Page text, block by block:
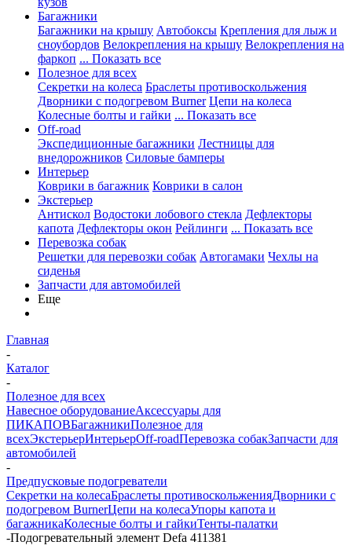
Багажники
Багажники на крышу Автобоксы Крепления для лыж и
сноубордов Велокрепления на крышу Велокрепления на
фаркоп ... Показать все
Полезное для всех
Секретки на колеса Браслеты противоскольжения
Дворники с подогревом Burner Цепи на колеса
Колесные болты и гайки ... Показать все
Off-road
Экспедиционные багажники Лестницы для
внедорожников Силовые бамперы
Интерьер
Коврики в багажник Коврики в салон
Экстерьер
Антискол Водостоки лобового стекла Дефлекторы
капота Дефлекторы окон Рейлинги ... Показать все
Перевозка собак
Решетки для перевозки собак Автогамаки Чехлы на
сиденья
Запчасти для автомобилей
Еще
Главная
-
Каталог
-
Полезное для всех
Навесное оборудованиеАксессуары для
ПИКАПОВБагажникиПолезное для
всехЭкстерьерИнтерьерOff-roadПеревозка собакЗапчасти для
автомобилей
-
Предпусковые подогреватели
Секретки на колесаБраслеты противоскольженияДворники с
подогревом BurnerЦепи на колесаУпоры капота и
багажникаКолесные болты и гайкиТенты-палатки
-Подогревательный элемент Defa 411381